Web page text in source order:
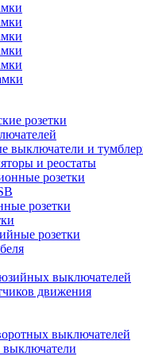
розетки
выключатели и
и реостаты
розетки
розетки
розетки
выключателей
движения
выключателей